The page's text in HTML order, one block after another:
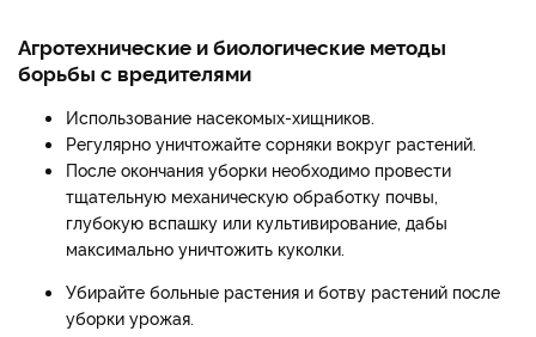
Агротехнические и биологические методы
борьбы с вредителями
Использование насекомых-хищников.
Регулярно уничтожайте сорняки вокруг растений.
После окончания уборки необходимо провести
тщательную механическую обработку почвы,
глубокую вспашку или культивирование, дабы
максимально уничтожить куколки.
Убирайте больные растения и ботву растений после
уборки урожая.